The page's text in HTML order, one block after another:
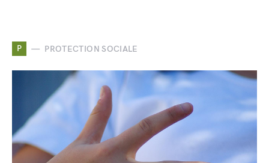
P PROTECTION SOCIALE